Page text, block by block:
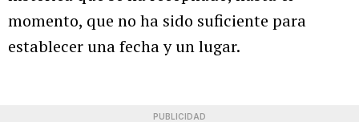
momento, que no ha sido suficiente para
establecer una fecha y un lugar.
PUBLICIDAD